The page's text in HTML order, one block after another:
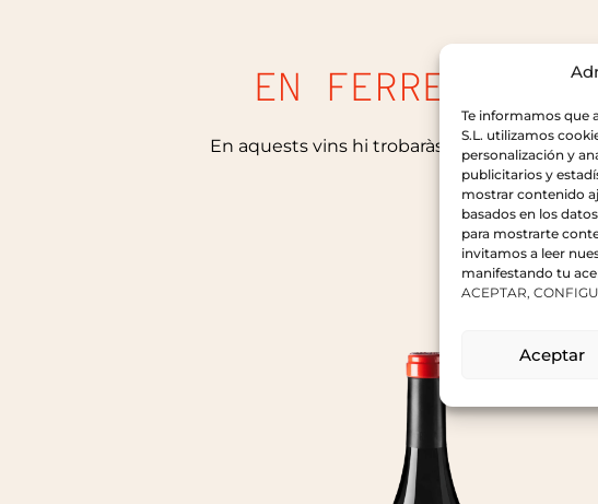
Te informamos que
S.L. utilizamos
personalización y
publicitarios y
mostrar contenido
basados en los
para mostrarte
invitamos a leer
manifestando tu
ACEPTAR,
Aceptar
EN FERRER
En aquests vins hi trobaràs un profund